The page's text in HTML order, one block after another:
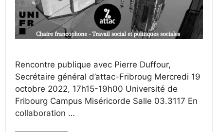
Rencontre publique avec Pierre Duffour,
Secrétaire général d’attac-Fribroug Mercredi 19
octobre 2022, 17h15-19h00 Université de
Fribourg Campus Miséricorde Salle 03.3117 En
collaboration …